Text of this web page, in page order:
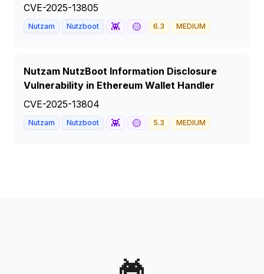
CVE-2025-13805
Nutzam Nutzboot 👾 🟡 6.3 MEDIUM
Nutzam NutzBoot Information Disclosure
Vulnerability in Ethereum Wallet Handler
CVE-2025-13804
Nutzam Nutzboot 👾 🟡 5.3 MEDIUM